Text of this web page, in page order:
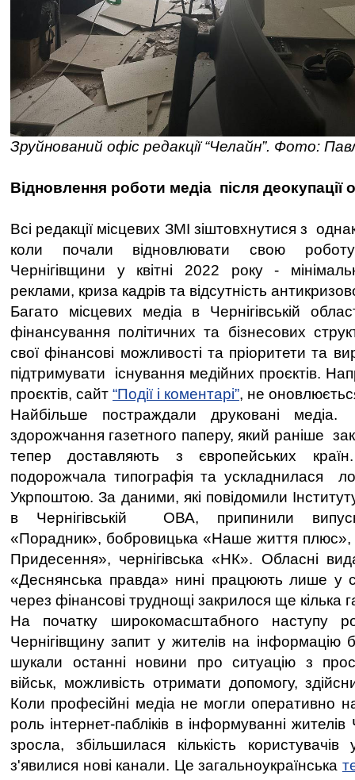
Зруйнований офіс редакції “Челайн”. Фото:
Відновлення роботи медіа після деокупації
Всі редакції місцевих ЗМІ зіштовхнутися з
коли почали відновлювати свою роботу
Чернігівщини у квітні 2022 року -
реклами, криза кадрів та відсутність
Багато місцевих медіа в Чернігівській
фінансування політичних та бізнесових
свої фінансові можливості та пріоритети та
підтримувати існування медійних проєктів.
проєктів, сайт “Події і коментарі”, не
Найбільше постраждали друковані
здорожчання газетного паперу, який раніше
тепер доставляють з європейських
подорожчала типографія та ускладнилася
Укрпоштою. За даними, які повідомили
в Чернігівській ОВА, припинили
«Порадник», бобровицька «Наше життя плюс»,
Придесення», чернігівська «НК». Обласні
«Деснянська правда» нині працюють лише у
через фінансові труднощі закрилося ще кілька
На початку широкомасштабного наступу
Чернігівщину запит у жителів на інформацію
шукали останні новини про ситуацію з
військ, можливість отримати допомогу,
Коли професійні медіа не могли оперативно
роль інтернет-пабліків в інформуванні
зросла, збільшилася кількість
з'явилися нові канали. Це загальноукраїнська